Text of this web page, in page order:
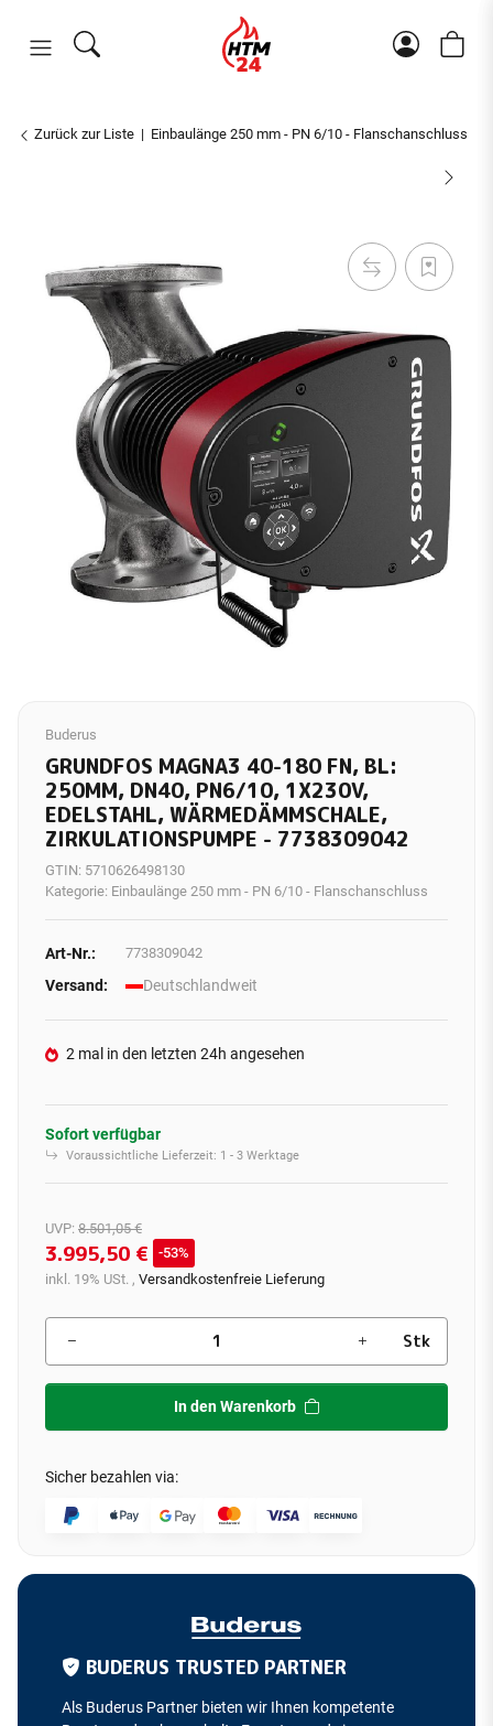
Zurück zur Liste Einbaulänge 250 mm - PN 6/10 - Flanschanschluss
Buderus
GRUNDFOS MAGNA3 40-180 FN, BL:
250MM, DN40, PN6/10, 1X230V,
EDELSTAHL, WÄRMEDÄMMSCHALE,
ZIRKULATIONSPUMPE - 7738309042
GTIN: 5710626498130
Kategorie: Einbaulänge 250 mm - PN 6/10 - Flanschanschluss
Art-Nr.: 7738309042
Versand: Deutschlandweit
2 mal in den letzten 24h angesehen
Sofort verfügbar
Voraussichtliche Lieferzeit: 1 - 3 Werktage
UVP: 8.501,05 €
3.995,50 €
53%
inkl. 19% USt. , Versandkostenfreie Lieferung
Stk
In den Warenkorb
Sicher bezahlen via:
BUDERUS TRUSTED PARTNER
Als Buderus Partner bieten wir Ihnen kompetente